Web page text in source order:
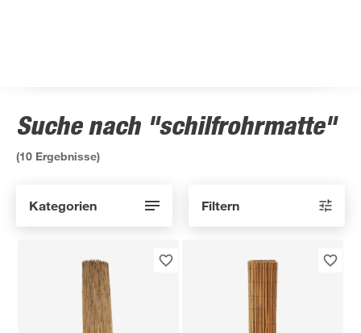
Suche nach "schilfrohrmatte"
(10 Ergebnisse)
Kategorien Filtern